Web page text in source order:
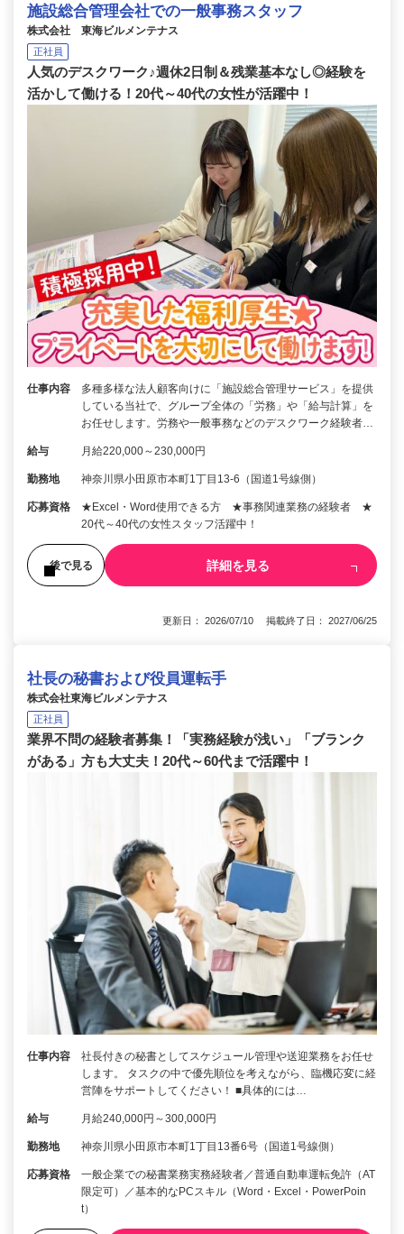
施設総合管理会社での一般事務スタッフ
株式会社 東海ビルメンテナス
正社員
人気のデスクワーク♪週休2日制＆残業基本なし◎経験を
活かして働ける！20代～40代の女性が活躍中！
仕事内容
多種多様な法人顧客向けに「施設総合管理サービス」を提供
している当社で、グループ全体の「労務」や「給与計算」を
お任せします。労務や一般事務などのデスクワーク経験者…
給与 月給220,000～230,000円
勤務地 神奈川県小田原市本町1丁目13-6（国道1号線側）
応募資格
★Excel・Word使用できる方 ★事務関連業務の経験者 ★
20代～40代の女性スタッフ活躍中！
後で見る 詳細を見る
更新日： 2026/07/10 掲載終了日： 2027/06/25
社長の秘書および役員運転手
株式会社東海ビルメンテナス
正社員
業界不問の経験者募集！「実務経験が浅い」「ブランク
がある」方も大丈夫！20代～60代まで活躍中！
仕事内容
社長付きの秘書としてスケジュール管理や送迎業務をお任せ
します。 タスクの中で優先順位を考えながら、臨機応変に経
営陣をサポートしてください！ ■具体的には…
給与 月給240,000円～300,000円
勤務地 神奈川県小田原市本町1丁目13番6号（国道1号線側）
応募資格
一般企業での秘書業務実務経験者／普通自動車運転免許（AT
限定可）／基本的なPCスキル（Word・Excel・PowerPoin
t）